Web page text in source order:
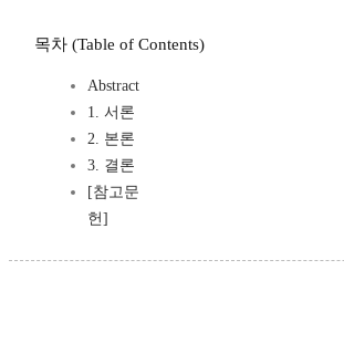
목차 (Table of Contents)
Abstract
1. 서론
2. 본론
3. 결론
[참고문
헌]